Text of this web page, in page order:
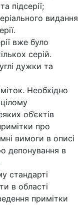
підсерії;
видання
вже було
серій.
дужки та
Необхідно
об’єктів
про
вимоги в описі
депонування в
стандарті
в області
примітки